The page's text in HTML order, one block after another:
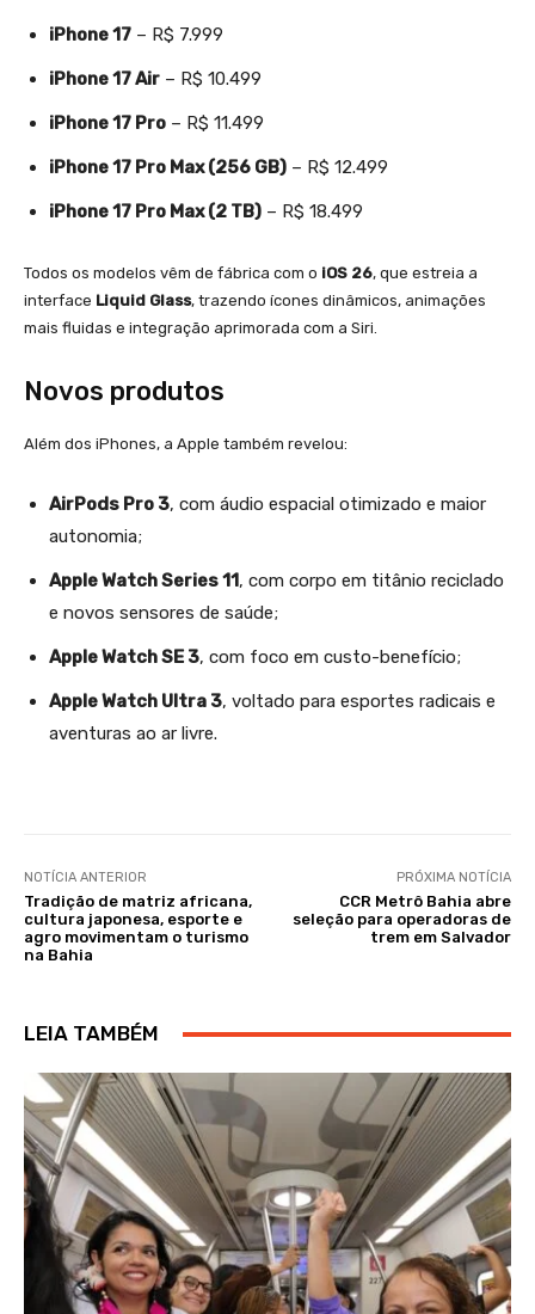
iPhone 17 – R$ 7.999
iPhone 17 Air – R$ 10.499
iPhone 17 Pro – R$ 11.499
iPhone 17 Pro Max (256 GB) – R$ 12.499
iPhone 17 Pro Max (2 TB) – R$ 18.499
Todos os modelos vêm de fábrica com o iOS 26, que estreia a
interface Liquid Glass, trazendo ícones dinâmicos, animações
mais fluidas e integração aprimorada com a Siri.
Novos produtos
Além dos iPhones, a Apple também revelou:
AirPods Pro 3, com áudio espacial otimizado e maior
autonomia;
Apple Watch Series 11, com corpo em titânio reciclado
e novos sensores de saúde;
Apple Watch SE 3, com foco em custo-benefício;
Apple Watch Ultra 3, voltado para esportes radicais e
aventuras ao ar livre.
NOTÍCIA ANTERIOR
Tradição de matriz africana,
cultura japonesa, esporte e
agro movimentam o turismo
na Bahia
PRÓXIMA NOTÍCIA
CCR Metrô Bahia abre
seleção para operadoras de
trem em Salvador
LEIA TAMBÉM